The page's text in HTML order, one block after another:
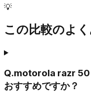
💡
この比較のよ
Q.motorola razr 50
おすすめですか？